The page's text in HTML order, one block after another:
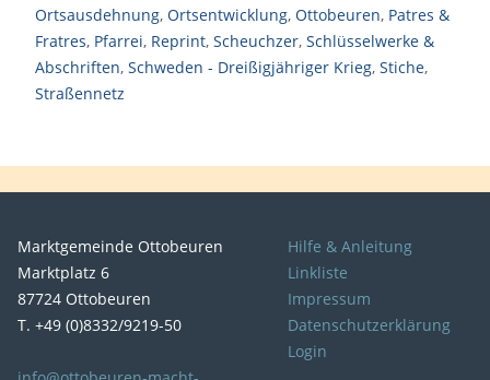
Ortsausdehnung, Ortsentwicklung, Ottobeuren, Patres &
Fratres, Pfarrei, Reprint, Scheuchzer, Schlüsselwerke &
Abschriften, Schweden - Dreißigjähriger Krieg, Stiche,
Straßennetz
Marktgemeinde Ottobeuren
Marktplatz 6
87724 Ottobeuren
T. +49 (0)8332/9219-50
Hilfe & Anleitung
Linkliste
Impressum
Datenschutzerklärung
Login